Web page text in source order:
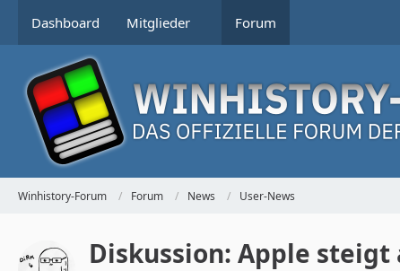
Dashboard Mitglieder Forum
Winhistory-Forum Forum News User-News
Diskussion: Apple steigt